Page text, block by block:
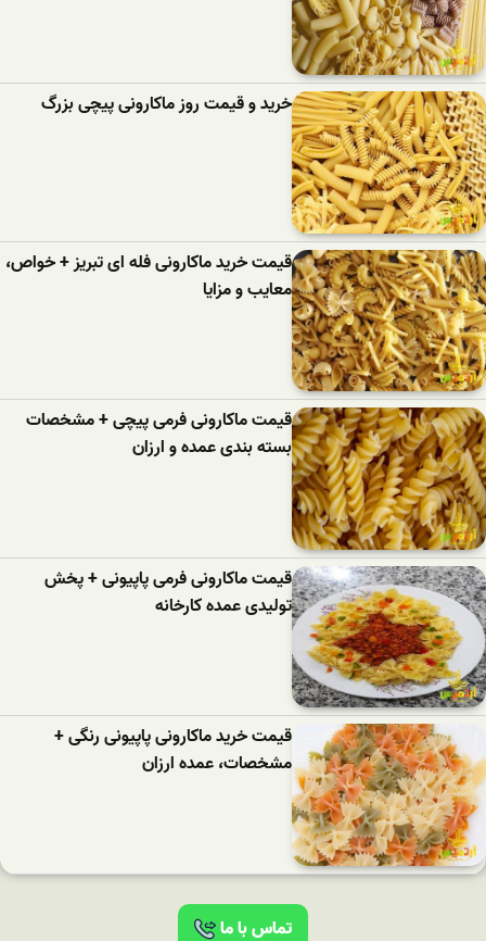
خرید و قیمت روز ماکارونی پیچی بزرگ
قیمت خرید ماکارونی فله ای تبریز + خواص،
معایب و مزایا
قیمت ماکارونی فرمی پیچی + مشخصات
بسته بندی عمده و ارزان
قیمت ماکارونی فرمی پاپیونی + پخش
تولیدی عمده کارخانه
قیمت خرید ماکارونی پاپیونی رنگی +
مشخصات، عمده ارزان
تماس با ما